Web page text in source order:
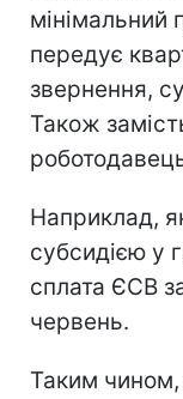
мінімальний
передує
звернення,
Також
Наприклад,
субсидією у
сплата ЄСВ
червень.
Таким чином,